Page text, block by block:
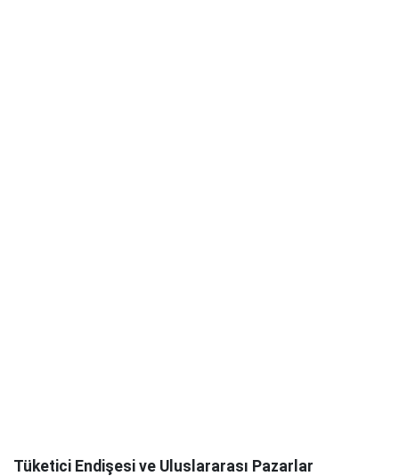
Tüketici Endişesi ve Uluslararası Pazarlar